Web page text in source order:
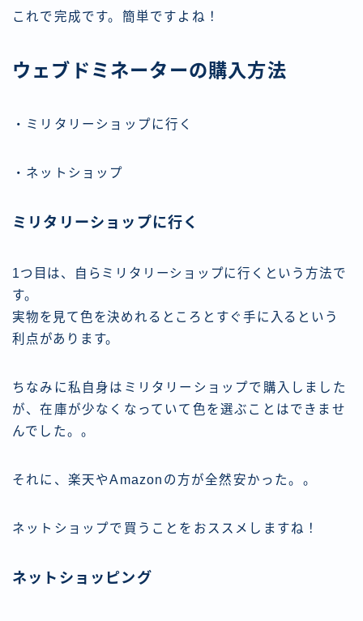
これで完成です。簡単ですよね！
ウェブドミネーターの購入方法
・ミリタリーショップに行く
・ネットショップ
ミリタリーショップに行く
1つ目は、自らミリタリーショップに行くという方法で
す。
実物を見て色を決めれるところとすぐ手に入るという
利点があります。
ちなみに私自身はミリタリーショップで購入しました
が、在庫が少なくなっていて色を選ぶことはできませ
んでした。。
それに、楽天やAmazonの方が全然安かった。。
ネットショップで買うことをおススメしますね！
ネットショッピング